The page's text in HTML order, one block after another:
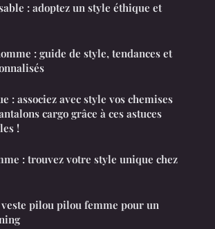
: adoptez un style éthique et
: guide de style, tendances et
: associez avec style vos chemises
cargo grâce à ces astuces
!
: trouvez votre style unique chez
pilou pilou femme pour un